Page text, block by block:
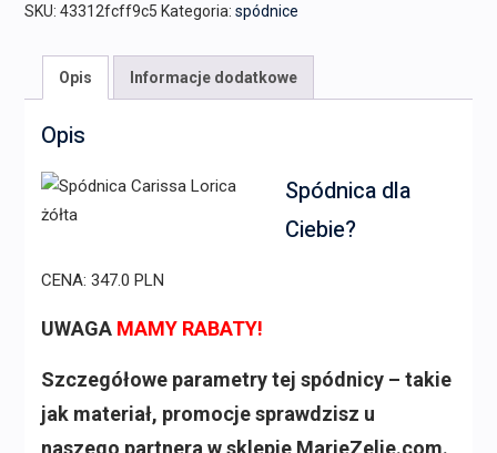
SKU: 43312fcff9c5 Kategoria: spódnice
Opis Informacje dodatkowe
Opis
Spódnica dla
Ciebie?
CENA: 347.0 PLN
UWAGA MAMY RABATY!
Szczegółowe parametry tej spódnicy – takie
jak materiał, promocje sprawdzisz u
naszego partnera w sklepie MarieZelie.com.